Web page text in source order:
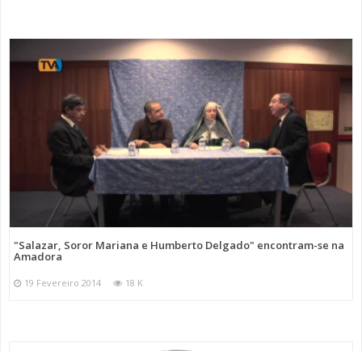
"Salazar, Soror Mariana e Humberto Delgado" encontram-se na
Amadora
19 Fevereiro 2014 18 K